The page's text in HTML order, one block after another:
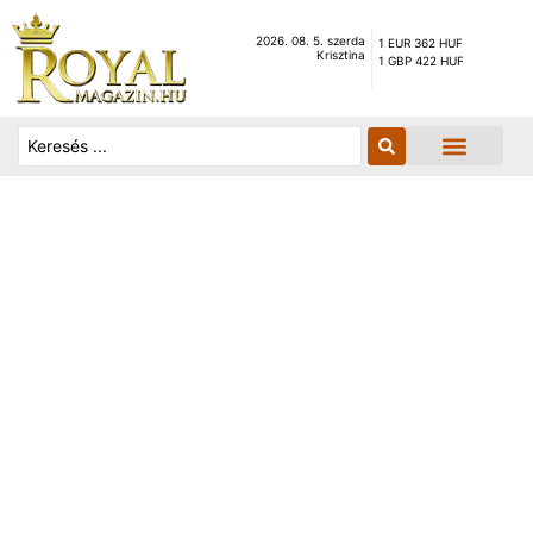
2026. 08. 5. szerda
Krisztina
1 EUR 362 HUF
1 GBP 422 HUF